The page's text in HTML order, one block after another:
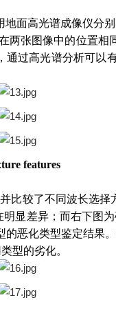
面高光谱成像仪分
张图像中的位置
过高光谱分析可
features
较了不同波长选
显差异；而右下图
恶化类型鉴定结果
型的劣化。